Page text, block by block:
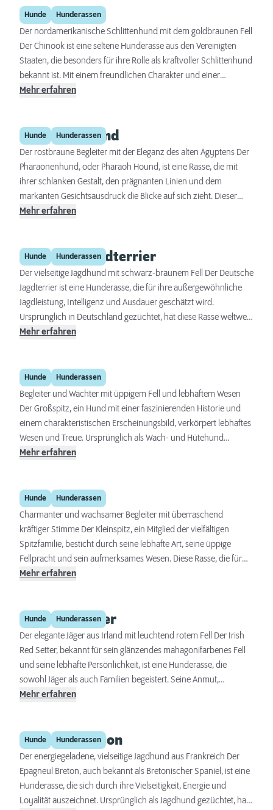
Kurzhaarcollie eine ausgezeichnete Wahl für Familien und aktive
Einzelpersonen gleichermaßen. Dieser Hund besticht durch
seine Loyalität, sein freundliches Wesen und seine Eignung als
Begleithund.
Hunde Hunderassen
Chinook
Der nordamerikanische Schlittenhund mit dem goldbraunen Fell
Der Chinook ist eine seltene Hunderasse aus den Vereinigten
Staaten, die besonders für ihre Rolle als kraftvoller Schlittenhund
bekannt ist. Mit einem freundlichen Charakter und einer
beeindruckenden Arbeitsmoral vereint der Chinook viele
Mehr erfahren
Hunde Hunderassen
Pharaonenhund
Der rostbraune Begleiter mit der Eleganz des alten Ägyptens Der
Pharaonenhund, oder Pharaoh Hound, ist eine Rasse, die mit
ihrer schlanken Gestalt, den prägnanten Linien und dem
markanten Gesichtsausdruck die Blicke auf sich zieht. Dieser
Hund, dessen Wurzeln tief in die Antike zurückreichen,
intelligenten, lebhaften und liebevollen Charakter. Der
Pharaonenhund gilt als nationaler Schatz Maltas, seine
Geschichte ist ebenso faszinierend wie seine Persönlichkeit.
Mehr erfahren
Hunde Hunderassen
Deutscher Jagdterrier
Der vielseitige Jagdhund mit schwarz-braunem Fell Der Deutsche
Jagdterrier ist eine Hunderasse, die für ihre außergewöhnliche
Jagdleistung, Intelligenz und Ausdauer geschätzt wird.
Ursprünglich in Deutschland gezüchtet, hat diese Rasse weltweit
Anerkennung für ihre Fähigkeit gefunden, bei fast jeder Jagdart
Mehr erfahren
Hunde Hunderassen
Großspitz
Begleiter und Wächter mit üppigem Fell und lebhaftem Wesen
Der Großspitz, ein Hund mit einer faszinierenden Historie und
einem charakteristischen Erscheinungsbild, verkörpert lebhaftes
Wesen und Treue. Ursprünglich als Wach- und Hütehund
eingesetzt, hat diese Rasse sich zu einem beliebten Familien- und
Mehr erfahren
Hunde Hunderassen
Kleinspitz
Charmanter und wachsamer Begleiter mit überraschend
kräftiger Stimme Der Kleinspitz, ein Mitglied der vielfältigen
Spitzfamilie, besticht durch seine lebhafte Art, seine üppige
Fellpracht und sein aufmerksames Wesen. Diese Rasse, die für
ihre Loyalität und ihren Mut bekannt ist, gilt als exzellenter
zeigt, seine Stimme zu erheben, um seine Familie zu schützen.
Mehr erfahren
Hunde Hunderassen
Irish Red Setter
Der elegante Jäger aus Irland mit leuchtend rotem Fell Der Irish
Red Setter, bekannt für sein glänzendes mahagonifarbenes Fell
und seine lebhafte Persönlichkeit, ist eine Hunderasse, die
sowohl Jäger als auch Familien begeistert. Seine Anmut,
Intelligenz und Energie machen ihn zu einem vielseitigen
Mehr erfahren
Hunde Hunderassen
Epagneul Breton
Der energiegeladene, vielseitige Jagdhund aus Frankreich Der
Epagneul Breton, auch bekannt als Bretonischer Spaniel, ist eine
Hunderasse, die sich durch ihre Vielseitigkeit, Energie und
Loyalität auszeichnet. Ursprünglich als Jagdhund gezüchtet, hat